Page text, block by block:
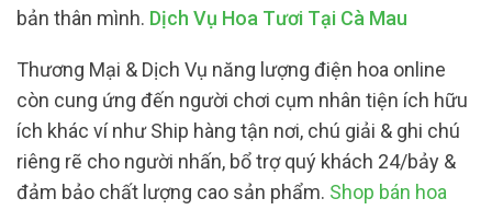
bản thân mình. Dịch Vụ Hoa Tươi Tại Cà Mau
Thương Mại & Dịch Vụ năng lượng điện hoa online
còn cung ứng đến người chơi cụm nhân tiện ích hữu
ích khác ví như Ship hàng tận nơi, chú giải & ghi chú
riêng rẽ cho người nhấn, bổ trợ quý khách 24/bảy &
đảm bảo chất lượng cao sản phẩm. Shop bán hoa